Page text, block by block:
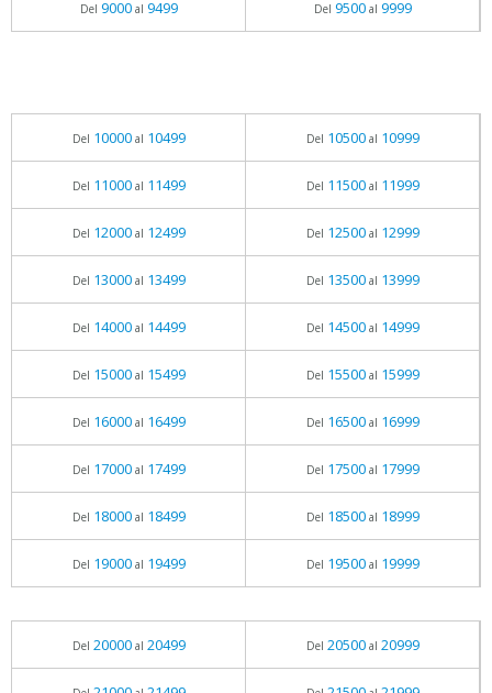
Del 9000al 9499 Del 9500al 9999
Del 10000al 10499 Del 10500al 10999
Del 11000al 11499 Del 11500al 11999
Del 12000al 12499 Del 12500al 12999
Del 13000al 13499 Del 13500al 13999
Del 14000al 14499 Del 14500al 14999
Del 15000al 15499 Del 15500al 15999
Del 16000al 16499 Del 16500al 16999
Del 17000al 17499 Del 17500al 17999
Del 18000al 18499 Del 18500al 18999
Del 19000al 19499 Del 19500al 19999
Del 20000al 20499 Del 20500al 20999